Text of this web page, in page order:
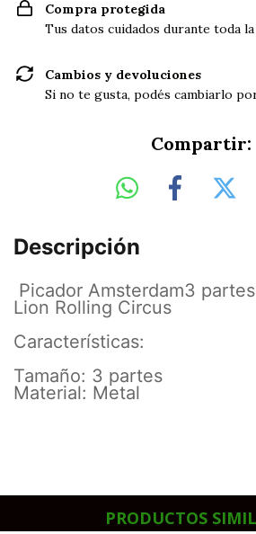
Compra protegida
Tus datos cuidados durante toda
Cambios y devoluciones
Si no te gusta, podés cambiarlo
Compartir:
Descripción
Picador Amsterdam3
Lion Rolling Circus
Características:
Tamaño: 3 partes
Material: Metal
PRODUCTOS